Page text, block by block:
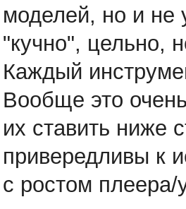
моделей, но и не
"кучно", цельно,
Каждый
Вообще это
их ставить ниже
привередливы к
с ростом плеера/